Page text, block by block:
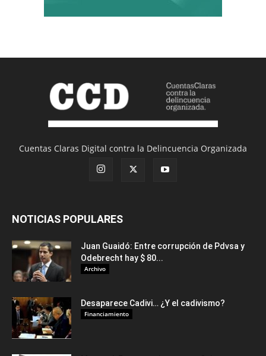
Cuentas Claras Digital contra la Delincuencia Organizada
NOTICIAS POPULARES
Juan Guaidó: Entre corrupción de Pdvsa y
Odebrecht hay $ 80...
Archivo
Desaparece Cadivi… ¿Y el cadivismo?
Financiamiento